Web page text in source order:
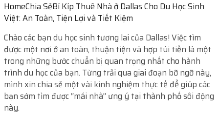
HomeChia SẻBí Kíp Thuê Nhà ở Dallas Cho Du Học Sinh
Việt: An Toàn, Tiện Lợi và Tiết Kiệm
Chào các bạn du học sinh tương lai của Dallas! Việc tìm
được một nơi ở an toàn, thuận tiện và hợp túi tiền là một
trong những bước chuẩn bị quan trọng nhất cho hành
trình du học của bạn. Từng trải qua giai đoạn bỡ ngỡ này,
mình xin chia sẻ một vài kinh nghiệm thực tế để giúp các
bạn sớm tìm được “mái nhà” ưng ý tại thành phố sôi động
này.